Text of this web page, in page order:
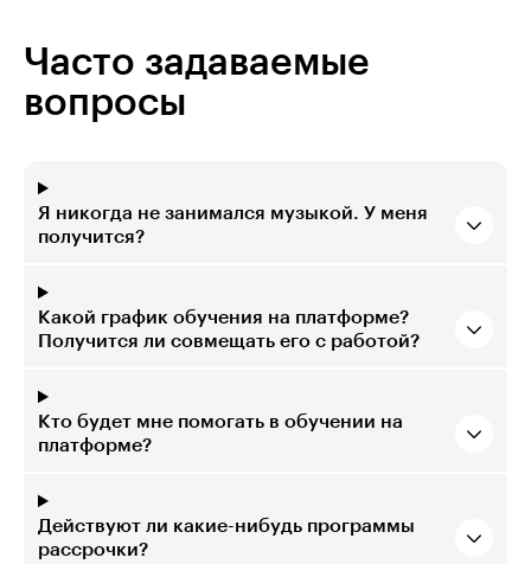
Часто задаваемые
вопросы
Я никогда не занимался музыкой. У меня
получится?
Какой график обучения на платформе?
Получится ли совмещать его с работой?
Кто будет мне помогать в обучении на
платформе?
Действуют ли какие-нибудь программы
рассрочки?